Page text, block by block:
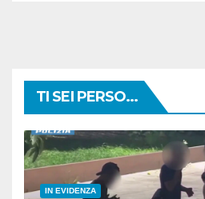
TI SEI PERSO...
IN EVIDENZA